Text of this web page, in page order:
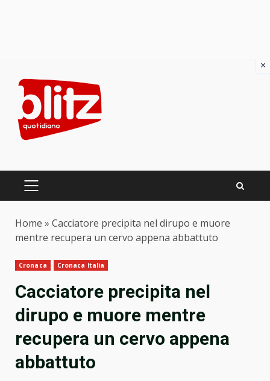
content
PRIMARY
Home » Cacciatore precipita nel dirupo e muore
mentre recupera un cervo appena abbattuto
Cronaca Cronaca Italia
Cacciatore precipita nel
dirupo e muore mentre
recupera un cervo appena
abbattuto
×